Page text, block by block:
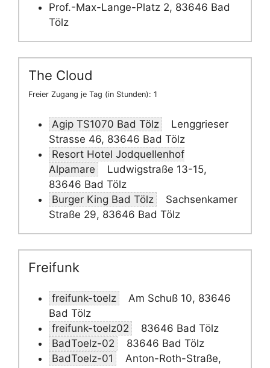
Prof.-Max-Lange-Platz 2, 83646 Bad
Tölz
The Cloud
Freier Zugang je Tag (in Stunden): 1
Agip TS1070 Bad Tölz
Lenggrieser
Strasse 46, 83646 Bad Tölz
Resort Hotel Jodquellenhof
Alpamare
Ludwigstraße 13-15,
83646 Bad Tölz
Burger King Bad Tölz
Sachsenkamer
Straße 29, 83646 Bad Tölz
Freifunk
freifunk-toelz
Am Schuß 10, 83646
Bad Tölz
freifunk-toelz02
83646 Bad Tölz
BadToelz-02
83646 Bad Tölz
BadToelz-01
Anton-Roth-Straße,